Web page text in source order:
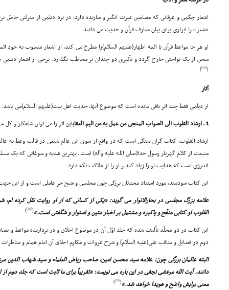
اشعار حِکَمى و عرفانى که مضامین عبرت انگیز و سازنده دارد، در نزد دیلمى از منزلتى
«شعر» را ابزارى براى بیان معارف قرآن و حدیث مى دانند.
او هر جا مواعظ قرآن یا ائمه اطهار(علیهم السلام)را مطرح مى کند، از اشعار منسوب به خود
سخن از یک نواختى خارج گردد و تأثیرى دو چندان بر مخاطب بگذارد. برخى از اشعار
(
[19]
)
آثار
از دیلمى فقط چند اثر باقى مانده است که موضوع آنها، حدیث اهل بیت(علیهم السلام)مى باشد.
1 ـ ارشاد القلوب الى الصواب المنجى من عمل به من الیم العقاب
این اثر را مى توان شاهکار و
ارشاد القلوب، کتاب گران سنگى است که در واقع از سوى این عالم شیعى در قالب وعظ به
منبعث از کلام گهربار رسول خدا(صلى الله علیه وآله) است ـ بهترین هدیه و سوغاتى که یک
اندرزى است که هدایت او را زیاد کند و او را از هلاکت نگه دارد.
این کتاب سودمند، مورد استناد محدثان بزرگى چون مجلسى و شیخ حر عاملى است و از این
علامه بزرگ مجلسى در بحارالانوار مى گوید: «یکى از کسانى که از او روایت نقل کرده
القلوب او کتابى منقّح و پاکیزه و مشتمل بر اخبار متین و استوار و شگفتى است.»(
[20]
)
این کتاب در دو مجلّد تألیف شده که جلد اوّل آن در موضوع اخلاق و در بردارنده مواعظ و
دوم در فضایل و مناقب على(علیه السلام) و شرح غزوات و مکارم اخلاق آن امام همام و
البته عالمان بزرگى چون: علامه سید محسن امین، صاحب ریاض العلماء و سید شهاب
دانند. آیت الله مرعشى نجفى در این باره مى نویسد: «تقریباً براى ما ثابت است که جلد دوم
معنى برایش واضح و هویدا خواهد شد.»(
[21]
)